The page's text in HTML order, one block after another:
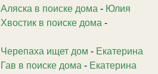
Аляска в поиске дома - Юлия
Хвостик в поиске дома -
Черепаха ищет дом - Екатерина
Гав в поиске дома - Екатерина